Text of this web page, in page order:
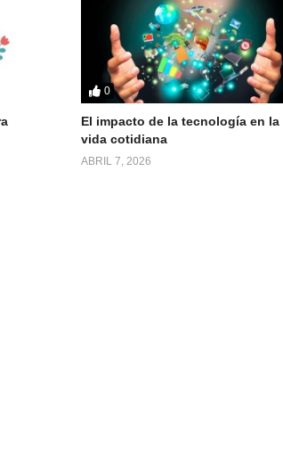
0
El impacto de la tecnología en la
vida cotidiana
ABRIL 7, 2026